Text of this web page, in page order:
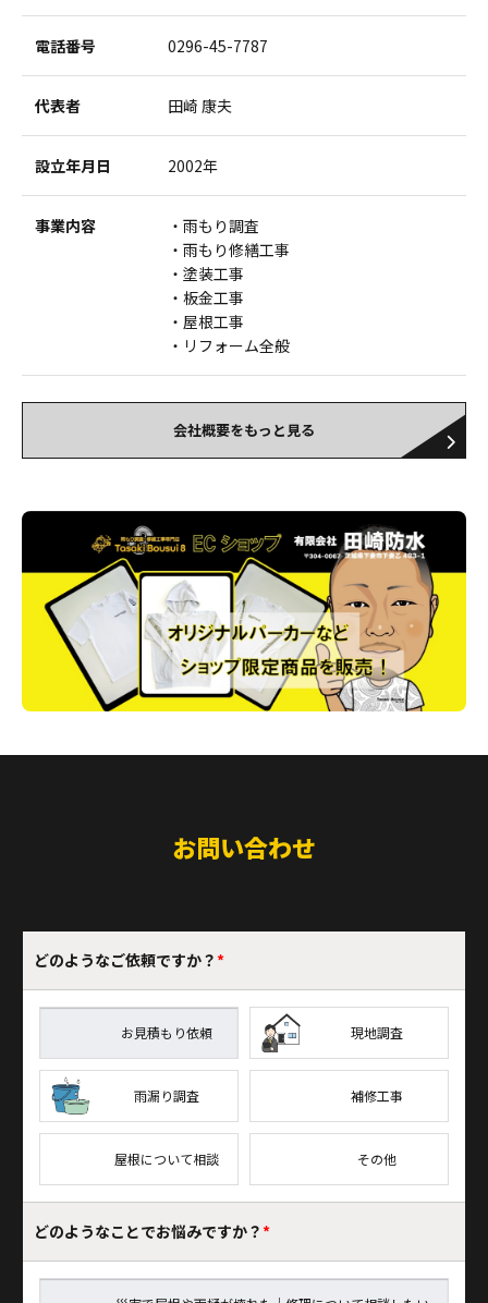
電話番号 0296-45-7787
代表者 田崎 康夫
設立年月日 2002年
事業内容
雨もり調査
雨もり修繕工事
塗装工事
板金工事
屋根工事
リフォーム全般
会社概要をもっと見る
お問い合わせ
どのようなご依頼ですか？*
お見積もり依頼 現地調査
雨漏り調査 補修工事
屋根について相談 その他
どのようなことでお悩みですか？*